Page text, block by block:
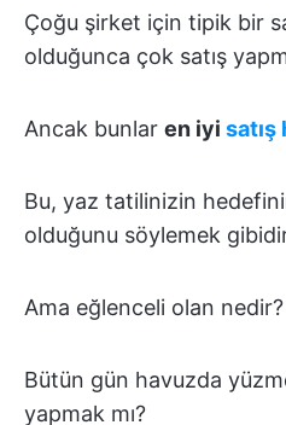
Çoğu şirket için tipik bir
olduğunca çok satış
Ancak bunlar en iyi satış
Bu, yaz tatilinizin
olduğunu söylemek
Ama eğlenceli olan nedir?
Bütün gün havuzda
yapmak mı?